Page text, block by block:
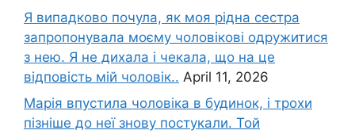
Я випадково почула, як моя рідна сестра
запропонувала моєму чоловікові одружитися
з нею. Я не дихала і чекала, що на це
відповість мій чоловік.. April 11, 2026
Марія впустила чоловіка в будинок, і трохи
пізніше до неї знову постукали. Той